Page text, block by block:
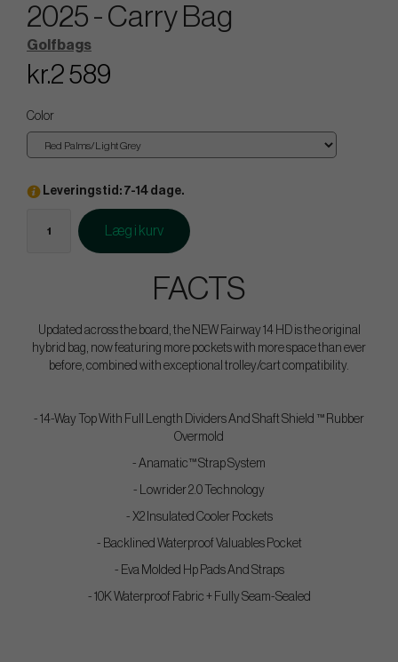
2025 - Carry Bag
Golfbags
kr.2 589
Color
Leveringstid: 7-14 dage.
Læg i kurv
FACTS
Updated across the board, the NEW Fairway 14 HD is the original
hybrid bag, now featuring more pockets with more space than ever
before, combined with exceptional trolley/cart compatibility.
- 14-Way Top With Full Length Dividers And Shaft Shield ™ Rubber
Overmold
- Anamatic™ Strap System
- Lowrider 2.0 Technology
- X2 Insulated Cooler Pockets
- Backlined Waterproof Valuables Pocket
- Eva Molded Hp Pads And Straps
- 10K Waterproof Fabric + Fully Seam-Sealed